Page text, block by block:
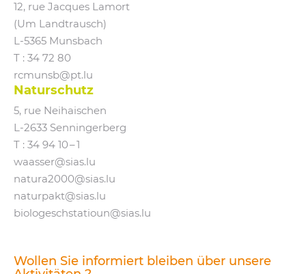
12, rue Jacques Lamort
(Um Landtrausch)
L‑5365 Munsbach
T : 34 72 80
rcmunsb@​pt.​lu
Naturschutz
5, rue Neihaischen
L‑2633 Senningerberg
T : 34 94 10 – 1
waasser@​sias.​lu
natura2000@​sias.​lu
naturpakt@​sias.​lu
biologeschstatioun@​sias.​lu
Wollen Sie informiert bleiben über unsere